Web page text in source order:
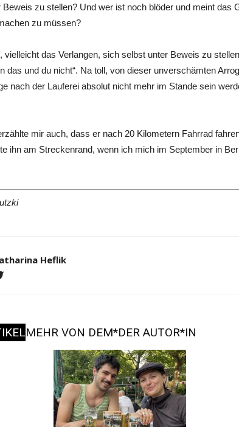
zu stellen? Und wer ist noch blöder und meint das
zu müssen?
vielleicht das Verlangen, sich selbst unter Beweis zu
das und du nicht“. Na toll, von dieser unverschämten
nach der Lauferei absolut nicht mehr im Stande sein
mir auch, dass er nach 20 Kilometern Fahrrad
ihn am Streckenrand, wenn ich mich im September in
Heflik
MEHR VON DEM*DER AUTOR*IN